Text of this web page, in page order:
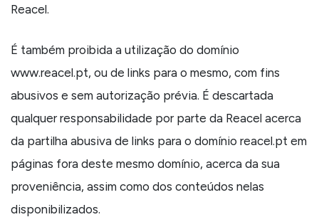
Reacel.
É também proibida a utilização do domínio
www.reacel.pt, ou de links para o mesmo, com fins
abusivos e sem autorização prévia. É descartada
qualquer responsabilidade por parte da Reacel acerca
da partilha abusiva de links para o domínio reacel.pt em
páginas fora deste mesmo domínio, acerca da sua
proveniência, assim como dos conteúdos nelas
disponibilizados.